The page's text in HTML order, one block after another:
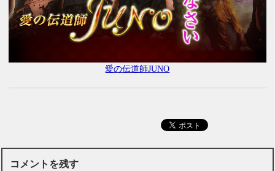
愛の伝道師JUNO
コメントを残す